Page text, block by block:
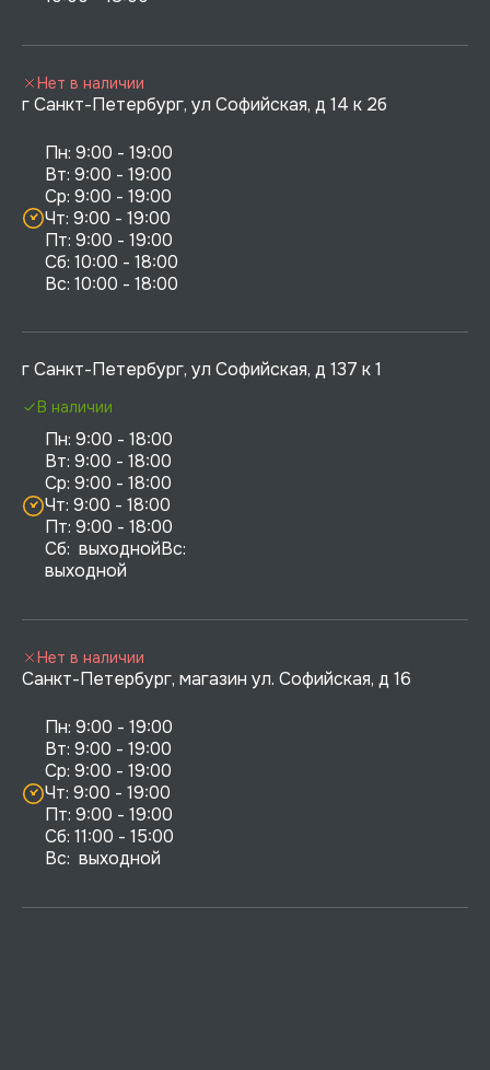
г Санкт-Петербург, ул Софийская, д 14 к 2б
Пн: 9:00 - 19:00
Вт: 9:00 - 19:00
Ср: 9:00 - 19:00
Чт: 9:00 - 19:00
Пт: 9:00 - 19:00
Сб: 10:00 - 18:00
Нет в наличии
г Санкт-Петербург, ул Софийская, д 137 к 1
Пн: 9:00 - 18:00
Вт: 9:00 - 18:00
Ср: 9:00 - 18:00
Чт: 9:00 - 18:00
Пт: 9:00 - 18:00
Сб:  выходнойВс:
выходной
В наличии
Санкт-Петербург, магазин ул. Софийская, д 16
Пн: 9:00 - 19:00
Вт: 9:00 - 19:00
Ср: 9:00 - 19:00
Чт: 9:00 - 19:00
Пт: 9:00 - 19:00
Сб: 11:00 - 15:00
Вс:  выходной
Нет в наличии